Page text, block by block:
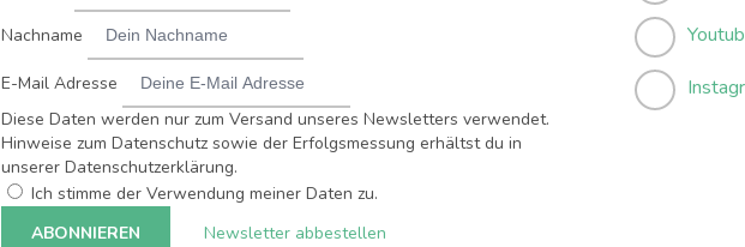
Nachname
E-Mail Adresse
Diese Daten werden nur zum Versand unseres Newsletters verwendet.
Hinweise zum Datenschutz sowie der Erfolgsmessung erhältst du in
unserer Datenschutzerklärung.
Ich stimme der Verwendung meiner Daten zu.
Newsletter abbestellen